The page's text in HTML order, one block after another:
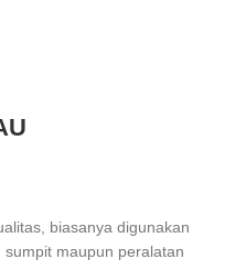
biasanya digunakan
maupun peralatan